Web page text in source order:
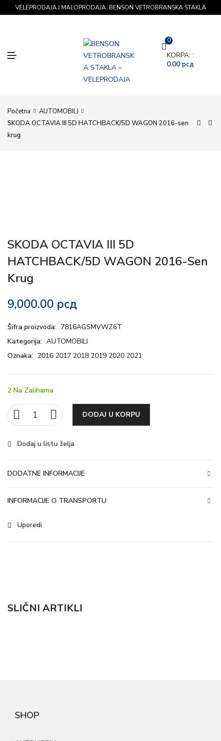
VELEPRODAJA I MALOPRODAJA: BENSON VETROBRANSKA STAKLA
0
KORPA: :
0.00 рсд
Početna
AUTOMOBILI
SKODA OCTAVIA III 5D HATCHBACK/5D WAGON 2016-sen
krug
SKODA OCTAVIA III 5D
HATCHBACK/5D WAGON 2016-Sen
Krug
9,000.00 рсд
Šifra proizvoda: 7816AGSMVWZ6T
Kategorija: AUTOMOBILI
Oznaka: 2016 2017 2018 2019 2020 2021
2 Na Zalihama
DODAJ U KORPU
Dodaj u listu želja
DODATNE INFORMACIJE
INFORMACIJE O TRANSPORTU
Uporedi
SLIČNI ARTIKLI
SHOP